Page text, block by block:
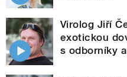
Virolog Jiří
exotickou
s odborníky